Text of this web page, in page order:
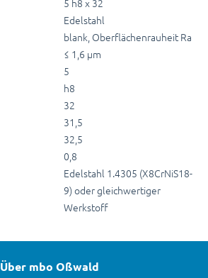
Edelstahl
blank, Oberflächenrauheit Ra
≤ 1,6 µm
5
h8
32
31,5
32,5
0,8
Edelstahl 1.4305 (X8CrNiS18-
9) oder gleichwertiger
Werkstoff
Über mbo Oßwald